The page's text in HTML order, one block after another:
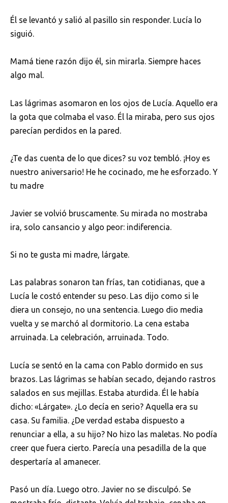
Él se levantó y salió al pasillo sin responder. Lucía lo
siguió.
Mamá tiene razón dijo él, sin mirarla. Siempre haces
algo mal.
Las lágrimas asomaron en los ojos de Lucía. Aquello era
la gota que colmaba el vaso. Él la miraba, pero sus ojos
parecían perdidos en la pared.
¿Te das cuenta de lo que dices? su voz tembló. ¡Hoy es
nuestro aniversario! He he cocinado, me he esforzado. Y
tu madre
Javier se volvió bruscamente. Su mirada no mostraba
ira, solo cansancio y algo peor: indiferencia.
Si no te gusta mi madre, lárgate.
Las palabras sonaron tan frías, tan cotidianas, que a
Lucía le costó entender su peso. Las dijo como si le
diera un consejo, no una sentencia. Luego dio media
vuelta y se marchó al dormitorio. La cena estaba
arruinada. La celebración, arruinada. Todo.
Lucía se sentó en la cama con Pablo dormido en sus
brazos. Las lágrimas se habían secado, dejando rastros
salados en sus mejillas. Estaba aturdida. Él le había
dicho: «Lárgate». ¿Lo decía en serio? Aquella era su
casa. Su familia. ¿De verdad estaba dispuesto a
renunciar a ella, a su hijo? No hizo las maletas. No podía
creer que fuera cierto. Parecía una pesadilla de la que
despertaría al amanecer.
Pasó un día. Luego otro. Javier no se disculpó. Se